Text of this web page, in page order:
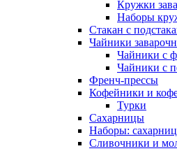
Кружки
Наборы
Стакан с
Чайники
Чайники с
Чайники с
Френч-прессы
Кофейники и
Турки
Сахарницы
Наборы:
Сливочники и